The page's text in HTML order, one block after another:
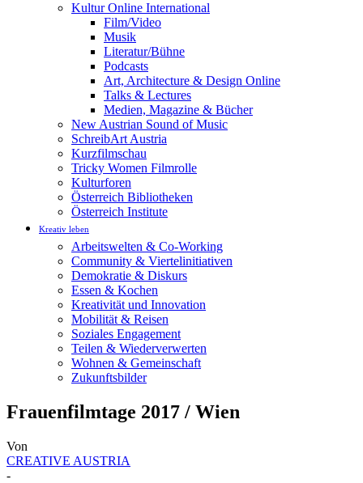
Kultur Online International
Film/Video
Musik
Literatur/Bühne
Podcasts
Art, Architecture & Design Online
Talks & Lectures
Medien, Magazine & Bücher
New Austrian Sound of Music
SchreibArt Austria
Kurzfilmschau
Tricky Women Filmrolle
Kulturforen
Österreich Bibliotheken
Österreich Institute
Kreativ leben
Arbeitswelten & Co-Working
Community & Viertelinitiativen
Demokratie & Diskurs
Essen & Kochen
Kreativität und Innovation
Mobilität & Reisen
Soziales Engagement
Teilen & Wiederverwerten
Wohnen & Gemeinschaft
Zukunftsbilder
Frauenfilmtage 2017 / Wien
Von
CREATIVE AUSTRIA
-